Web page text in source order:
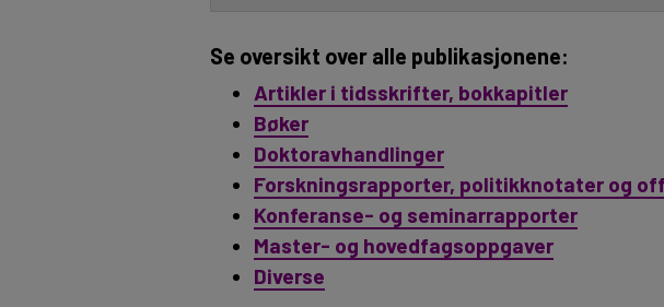
Se oversikt over alle publikasjonene:
Artikler i tidsskrifter, bokkapitler
Bøker
Doktoravhandlinger
Forskningsrapporter, politikknotater og
Konferanse- og seminarrapporter
Master- og hovedfagsoppgaver
Diverse